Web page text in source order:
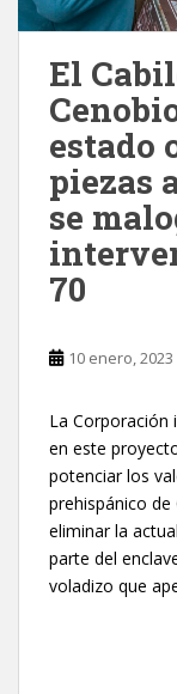
El
estado
piezas
se
70
10 enero, 2023
La Corporación
en este
potenciar los
prehispánico
eliminar la
parte del
voladizo que